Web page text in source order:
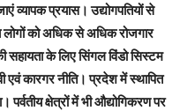
व्यापक प्रयास। उद्योगपतियों से
लोगों को अधिक से अधिक रोजगार
सहायता के लिए सिंगल विंडो सिस्टम
एवं कारगर नीति। प्रदेश में स्थापित
पर्वतीय क्षेत्रों में भी औद्योगिकरण पर